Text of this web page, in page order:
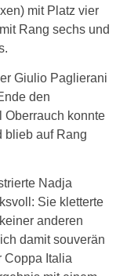
mit Platz vier
Rang sechs und
Giulio Paglierani
den
Oberrauch konnte
blieb auf Rang
Nadja
Sie kletterte
anderen
damit souverän
Coppa Italia